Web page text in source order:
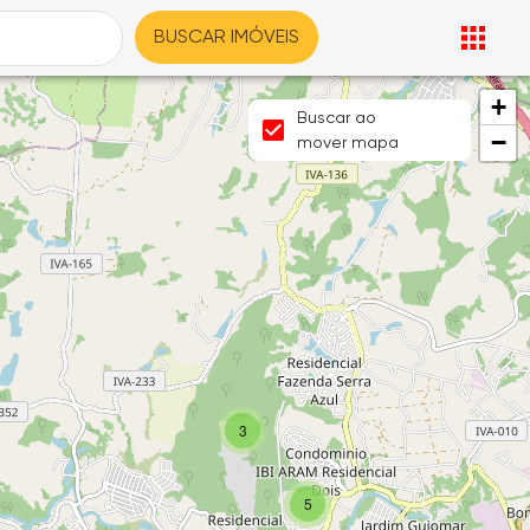
BUSCAR IMÓVEIS
5
3
+
−
Buscar ao
mover mapa